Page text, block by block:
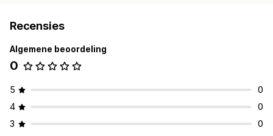
Recensies
Algemene beoordeling
0
5
0
4
0
3
0